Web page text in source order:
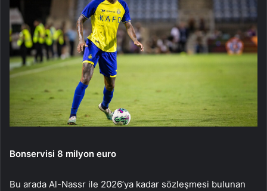
Bonservisi 8 milyon euro
Bu arada Al-Nassr ile 2026’ya kadar sözleşmesi bulunan